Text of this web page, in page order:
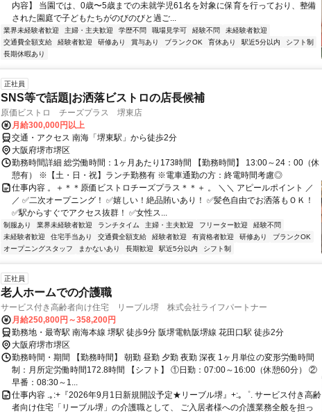
内容】 当園では、0歳〜5歳までの未就学児61名を対象に保育を行っており、整備
された園庭で子どもたちがのびのびと過ご...
業界未経験者歓迎 主婦・主夫歓迎 学歴不問 職場見学可 経験不問
未経験者歓迎
交通費全額支給
経験者歓迎 研修あり 賞与あり ブランクOK 育休あり 駅近5分以内
シフト制
長期休暇あり
正社員
SNS等で話題|お洒落ビストロの店長候補
原価ビストロ チーズプラス 堺東店
月給300,000円以上
交通・アクセス 南海「堺東駅」から徒歩2分
大阪府堺市堺区
勤務時間詳細 総労働時間：1ヶ月あたり173時間 【勤務時間】 13:00～24：00（休
憩有） ※【土・日・祝】ランチ勤務有 ※電車通勤の方：終電時間考慮◎
仕事内容 。＋＊＊原価ビストロチーズプラス＊＊＋ 。 ＼＼ アピールポイント ／
／ ✅二次オープニング！ ✅嬉しい！絶品賄いあり！ ✅髪色自由でお洒落もＯＫ！
✅駅からすぐでアクセス抜群！ ✅女性ス...
制服あり 業界未経験者歓迎 ランチタイム 主婦・主夫歓迎 フリーター歓迎
経験不問
未経験者歓迎
住宅手当あり 交通費全額支給 経験者歓迎 有資格者歓迎 研修あり
ブランクOK
オープニングスタッフ
まかないあり 長期歓迎 駅近5分以内 シフト制
正社員
老人ホームでの介護職
サービス付き高齢者向け住宅 リーブル堺 株式会社ライフパートナー
月給250,800円～358,200円
勤務地・最寄駅 南海本線 堺駅 徒歩9分 阪堺電軌阪堺線 花田口駅 徒歩2分
大阪府堺市堺区
勤務時間・期間 【勤務時間】 朝勤 昼勤 夕勤 夜勤 深夜 1ヶ月単位の変形労働時間
制：月所定労働時間172.8時間 【シフト】 ①日勤：07:00～16:00（休憩60分） ②
早番：08:30～1...
仕事内容 .｡:+『2026年9月1日新規開設予定★リーブル堺』+:｡゜. サービス付き高齢
者向け住宅「リーブル堺」の介護職として、 ご入居者様への介護業務全般を担っ